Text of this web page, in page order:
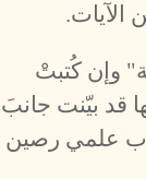
الآيات.
وإن كُتبتْ
قد بيّنت جانبَ
علمي رصين